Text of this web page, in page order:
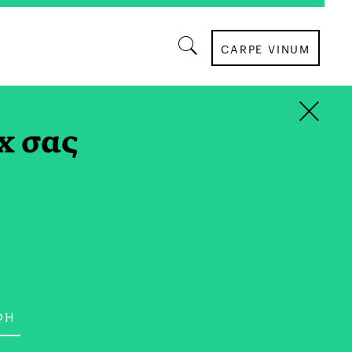
CARPE VINUM
σας
×